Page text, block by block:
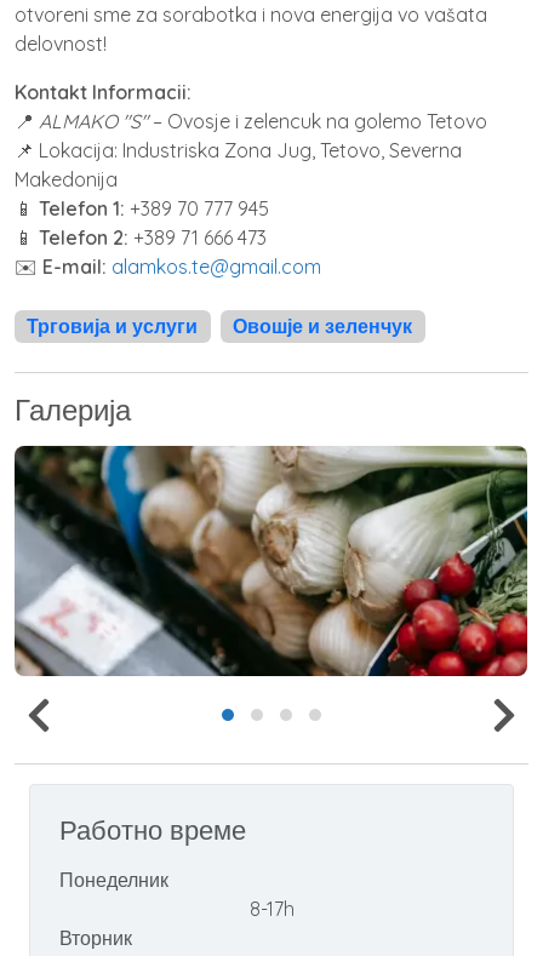
otvoreni sme za sorabotka i nova energija vo vašata
delovnost!
Kontakt Informacii:
📍 ALMAKO "S"– Ovosje i zelencuk na golemo Tetovo
📌 Lokacija: Industriska Zona Jug, Tetovo, Severna
Makedonija
📱 Telefon 1: +389 70 777 945
📱 Telefon 2: +389 71 666 473
✉️ E-mail: alamkos.te@gmail.com
Трговија и услуги Овошје и зеленчук
Галерија
Работно време
Понеделник
8-17h
Вторник